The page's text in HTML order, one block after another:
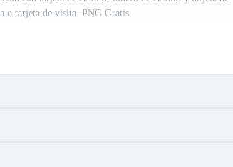
o tarjeta de visita. PNG Gratis